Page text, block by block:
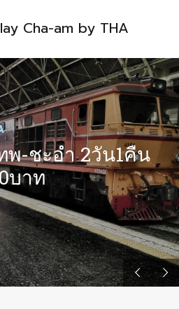
Cha-am by THA
พ-ชะอำ 2วัน1คืน
บาท